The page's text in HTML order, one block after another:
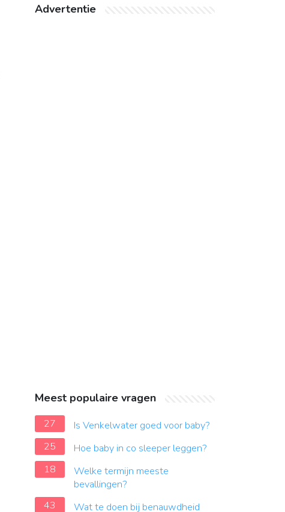
Advertentie
Meest populaire vragen
27
Is Venkelwater goed voor baby?
25
Hoe baby in co sleeper leggen?
18
Welke termijn meeste
bevallingen?
43
Wat te doen bij benauwdheid